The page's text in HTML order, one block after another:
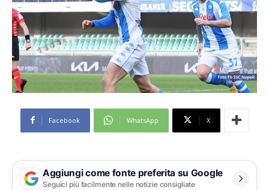
Facebook WhatsApp X
Aggiungi come fonte preferita su Google
Seguici più facilmente nelle notizie consigliate